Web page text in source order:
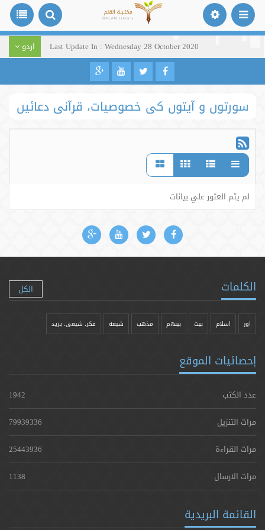
Last Update In : Wednesday 28 October 2020 اردو
سورتوں و آیتوں کی خصوصیات، قرآنی دعائیں
لم يتم العثور علي بيانات
الكلمات الكل
اور اسلام بیت بينهم مذهب شيعه فکر، شیعی، یزيد
إحصائيات الموقع
عدد الكتب
1942
مرات التنزيل
79939336
مرات القراءة
25443936
مرات الارسال
1138
القائمة البريدية